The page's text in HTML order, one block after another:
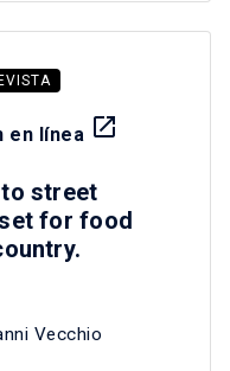
en línea launch
street
for food
Vecchio